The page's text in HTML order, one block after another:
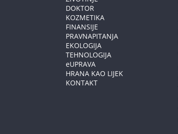
DOKTOR
KOZMETIKA
FINANSIJE
PRAVNAPITANJA
EKOLOGIJA
TEHNOLOGIJA
eUPRAVA
HRANA KAO LIJEK
KONTAKT